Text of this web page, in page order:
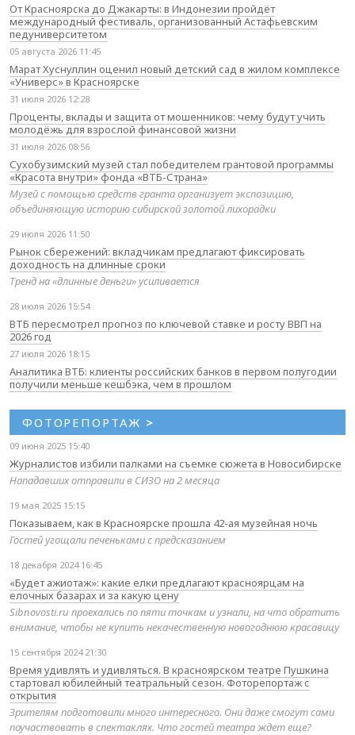
От Красноярска до Джакарты: в Индонезии пройдёт
международный фестиваль, организованный Астафьевским
педуниверситетом
05 августа 2026 11:45
Марат Хуснуллин оценил новый детский сад в жилом комплексе
«Универс» в Красноярске
31 июля 2026 12:28
Проценты, вклады и защита от мошенников: чему будут учить
молодёжь для взрослой финансовой жизни
31 июля 2026 08:56
Сухобузимский музей стал победителем грантовой программы
«Красота внутри» фонда «ВТБ-Страна»
Музей с помощью средств гранта организует экспозицию,
объединяющую историю сибирской золотой лихорадки
29 июля 2026 11:50
Рынок сбережений: вкладчикам предлагают фиксировать
доходность на длинные сроки
Тренд на «длинные деньги» усиливается
28 июля 2026 15:54
ВТБ пересмотрел прогноз по ключевой ставке и росту ВВП на
2026 год
27 июля 2026 18:15
Аналитика ВТБ: клиенты российских банков в первом полугодии
получили меньше кешбэка, чем в прошлом
ФОТОРЕПОРТАЖ >
09 июня 2025 15:40
Журналистов избили палками на съемке сюжета в Новосибирске
Нападавших отправили в СИЗО на 2 месяца
19 мая 2025 15:15
Показываем, как в Красноярске прошла 42-ая музейная ночь
Гостей угощали печеньками с предсказанием
18 декабря 2024 16:45
«Будет ажиотаж»: какие елки предлагают красноярцам на
елочных базарах и за какую цену
Sibnovosti.ru проехались по пяти точкам и узнали, на что обратить
внимание, чтобы не купить некачественную новогоднюю красавицу
15 сентября 2024 21:30
Время удивлять и удивляться. В красноярском театре Пушкина
стартовал юбилейный театральный сезон. Фоторепортаж с
открытия
Зрителям подготовили много интересного. Они даже смогут сами
поучаствовать в спектаклях. Что гостей театра ждет еще?